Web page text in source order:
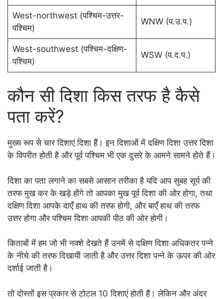
West-northwest (पश्चिम-उत्तर-
पश्चिम)
WNW (प.उ.प.)
West-southwest (पश्चिम-दक्षिण-
पश्चिम)
WSW (प.द.प.)
कौन सी दिशा किस तरफ है कैसे
पता करें?
मुख्य रूप से चार दिशाएं दिशा हैं। इन दिशाओं में दक्षिण दिशा उत्तर दिशा
के विपरीत होती है और पूर्व पश्चिम भी एक दुसरे के आमने सामने होते हैं।
दिशा का पता लगाने का सबसे आसान तरीका है यदि आप सुबह सूर्य की
तरफ मुख कर के खड़े होंगे तो आपका मुख पूर्व दिशा की ओर होगा, तथा
दक्षिण दिशा आपके दाएँ हाथ की तरफ होगी, और बाएँ हाथ की तरफ
उत्तर होगा और पश्चिम दिशा आपकी पीठ की ओर होगी।
किताबों में हम जो भी नक्शे देखते हैं उनमें से दक्षिण दिशा अधिकतर पन्ने
के नीचे की तरफ दिखायी जाती है और उत्तर दिशा पन्ने के ऊपर की ओर
दर्शाई जाती है।
तो दोस्तों इस प्रकार से टोटल 10 दिशाएं होती हैं। लेकिन और अंदर